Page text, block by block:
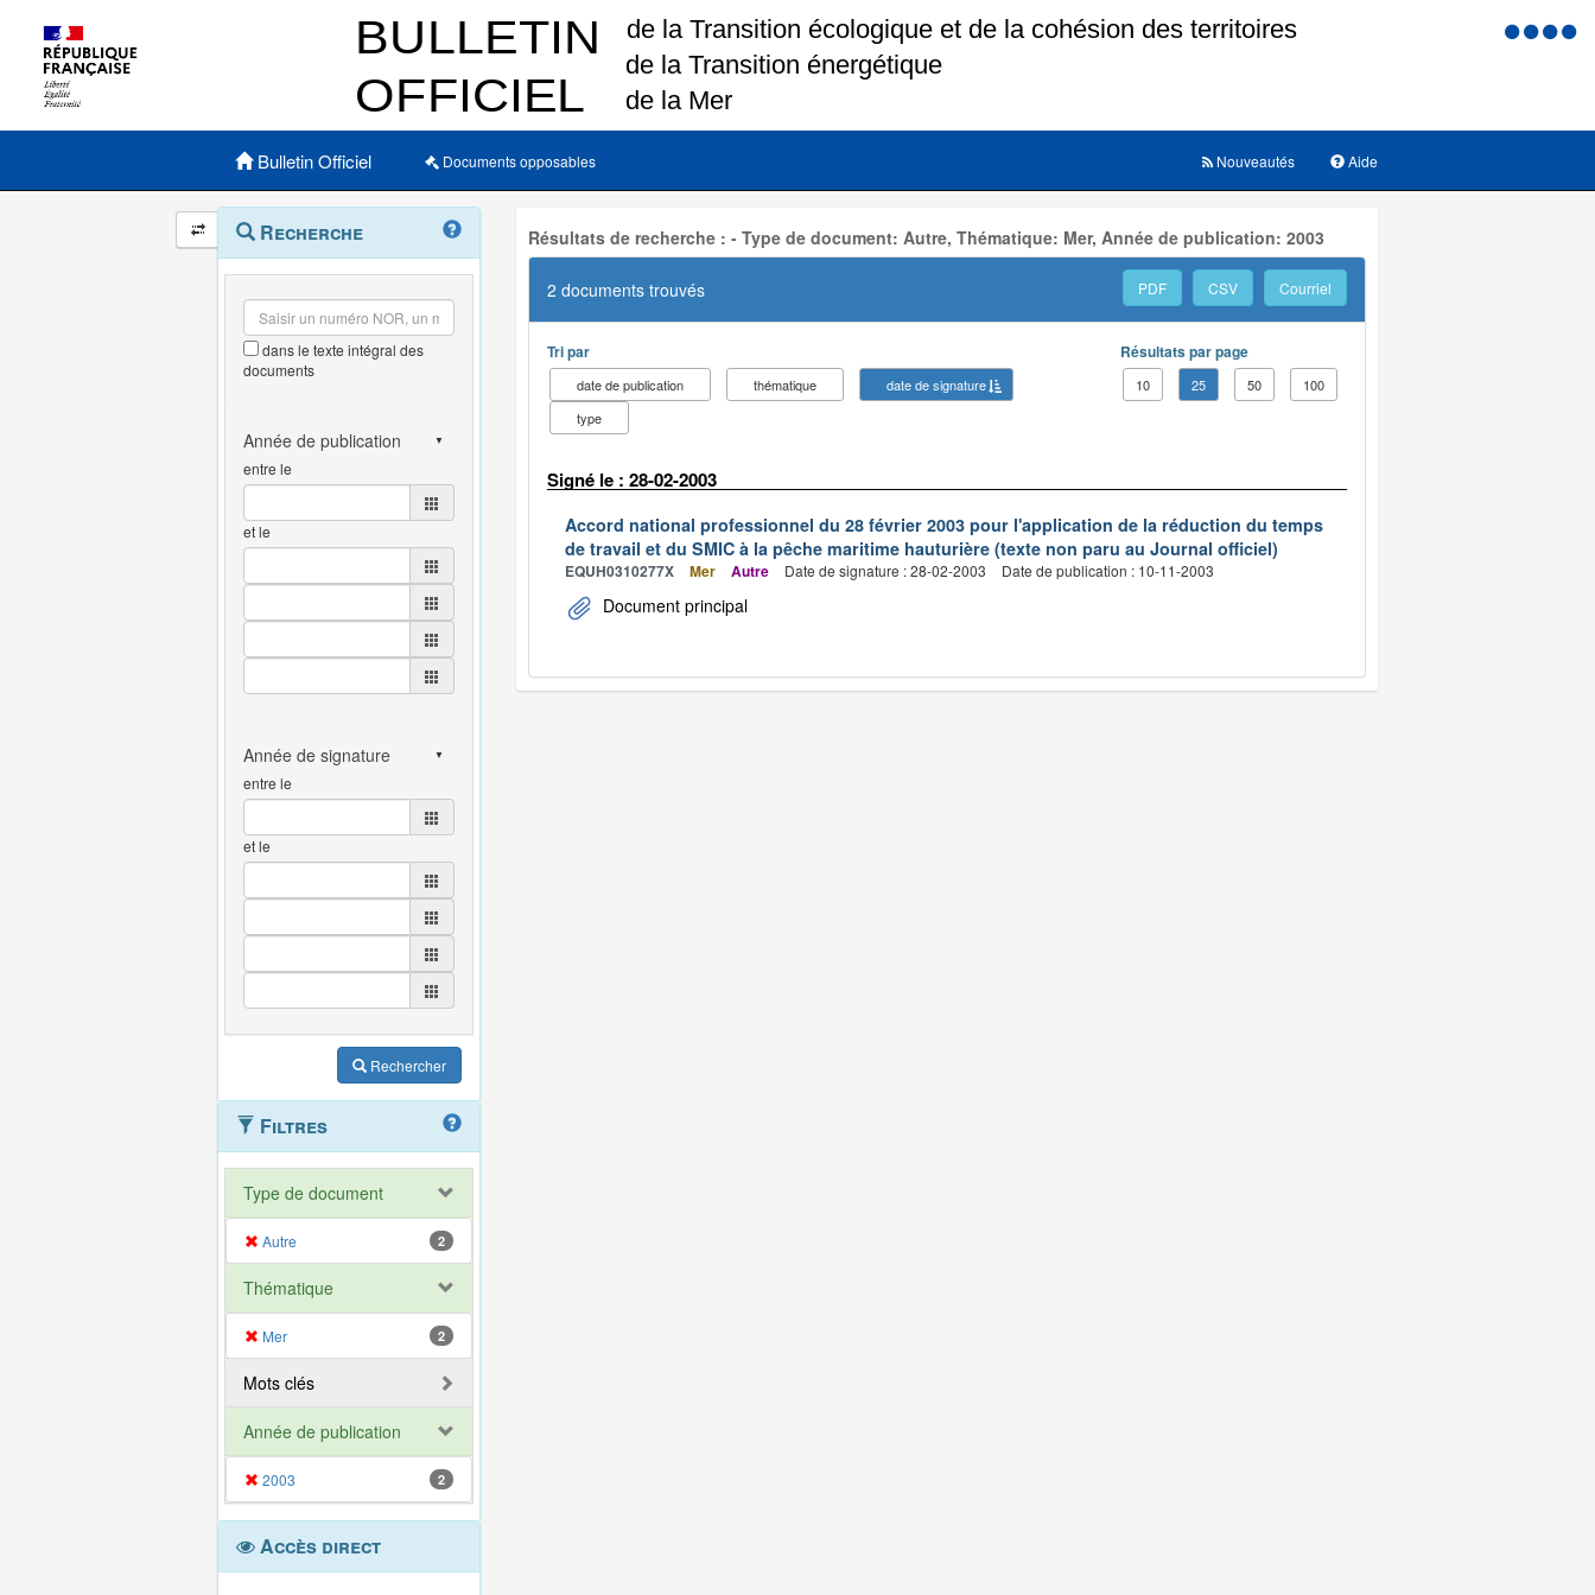
Menu
Menu principal
Bulletin Officiel Documents opposables Aide
Nouveautés
Navigation
et
outils
annexes
Menu
contextuel
Recherche
dans le texte intégral des
documents
entre le
et le
entre le
et le
Rechercher
Filtres
Type de document
Autre 2
Thématique
Mer 2
Mots clés
Année de publication
2003 2
Accès direct
Résultats de recherche : - Type de document: Autre, Thématique: Mer, Année de publication: 2003
2 documents trouvés PDF CSV Courriel
Tri par
date de publication thématique
date de signature
type
Résultats par page
10 25 50 100
Signé le : 28-02-2003
Accord national professionnel du 28 février 2003 pour l'application de la réduction du temps
de travail et du SMIC à la pêche maritime hauturière (texte non paru au Journal officiel)
EQUH0310277X Mer Autre Date de signature : 28-02-2003 Date de publication : 10-11-2003
Document principal